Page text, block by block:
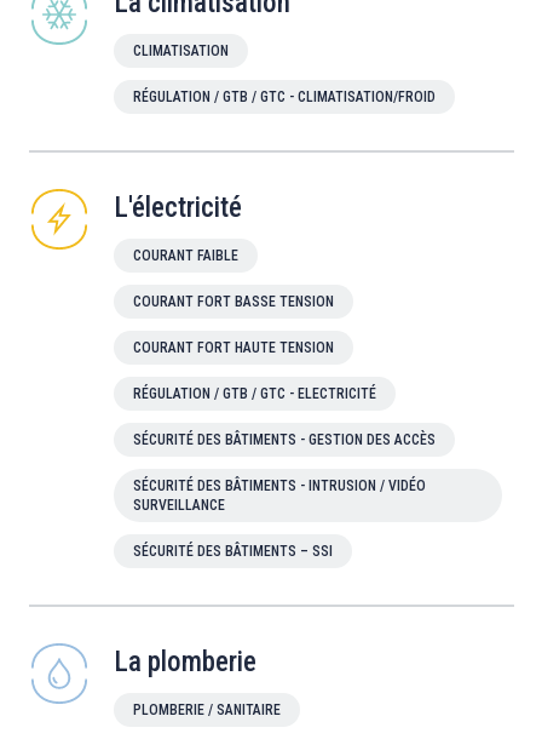
CLIMATISATION
RÉGULATION / GTB / GTC - CLIMATISATION/FROID
L'électricité
COURANT FAIBLE
COURANT FORT BASSE TENSION
COURANT FORT HAUTE TENSION
RÉGULATION / GTB / GTC - ELECTRICITÉ
SÉCURITÉ DES BÂTIMENTS - GESTION DES ACCÈS
SÉCURITÉ DES BÂTIMENTS - INTRUSION / VIDÉO
SURVEILLANCE
SÉCURITÉ DES BÂTIMENTS – SSI
La plomberie
PLOMBERIE / SANITAIRE